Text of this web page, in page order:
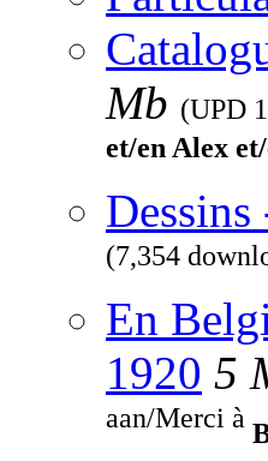
Mb (UPD
et/en Alex
(7,354
En
1920 5
aan/Merci à